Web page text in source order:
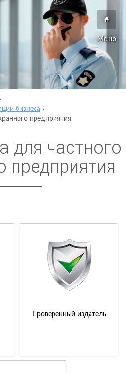
Меню
›
бизнеса ›
предприятия
для частного
предприятия
Проверенный издатель